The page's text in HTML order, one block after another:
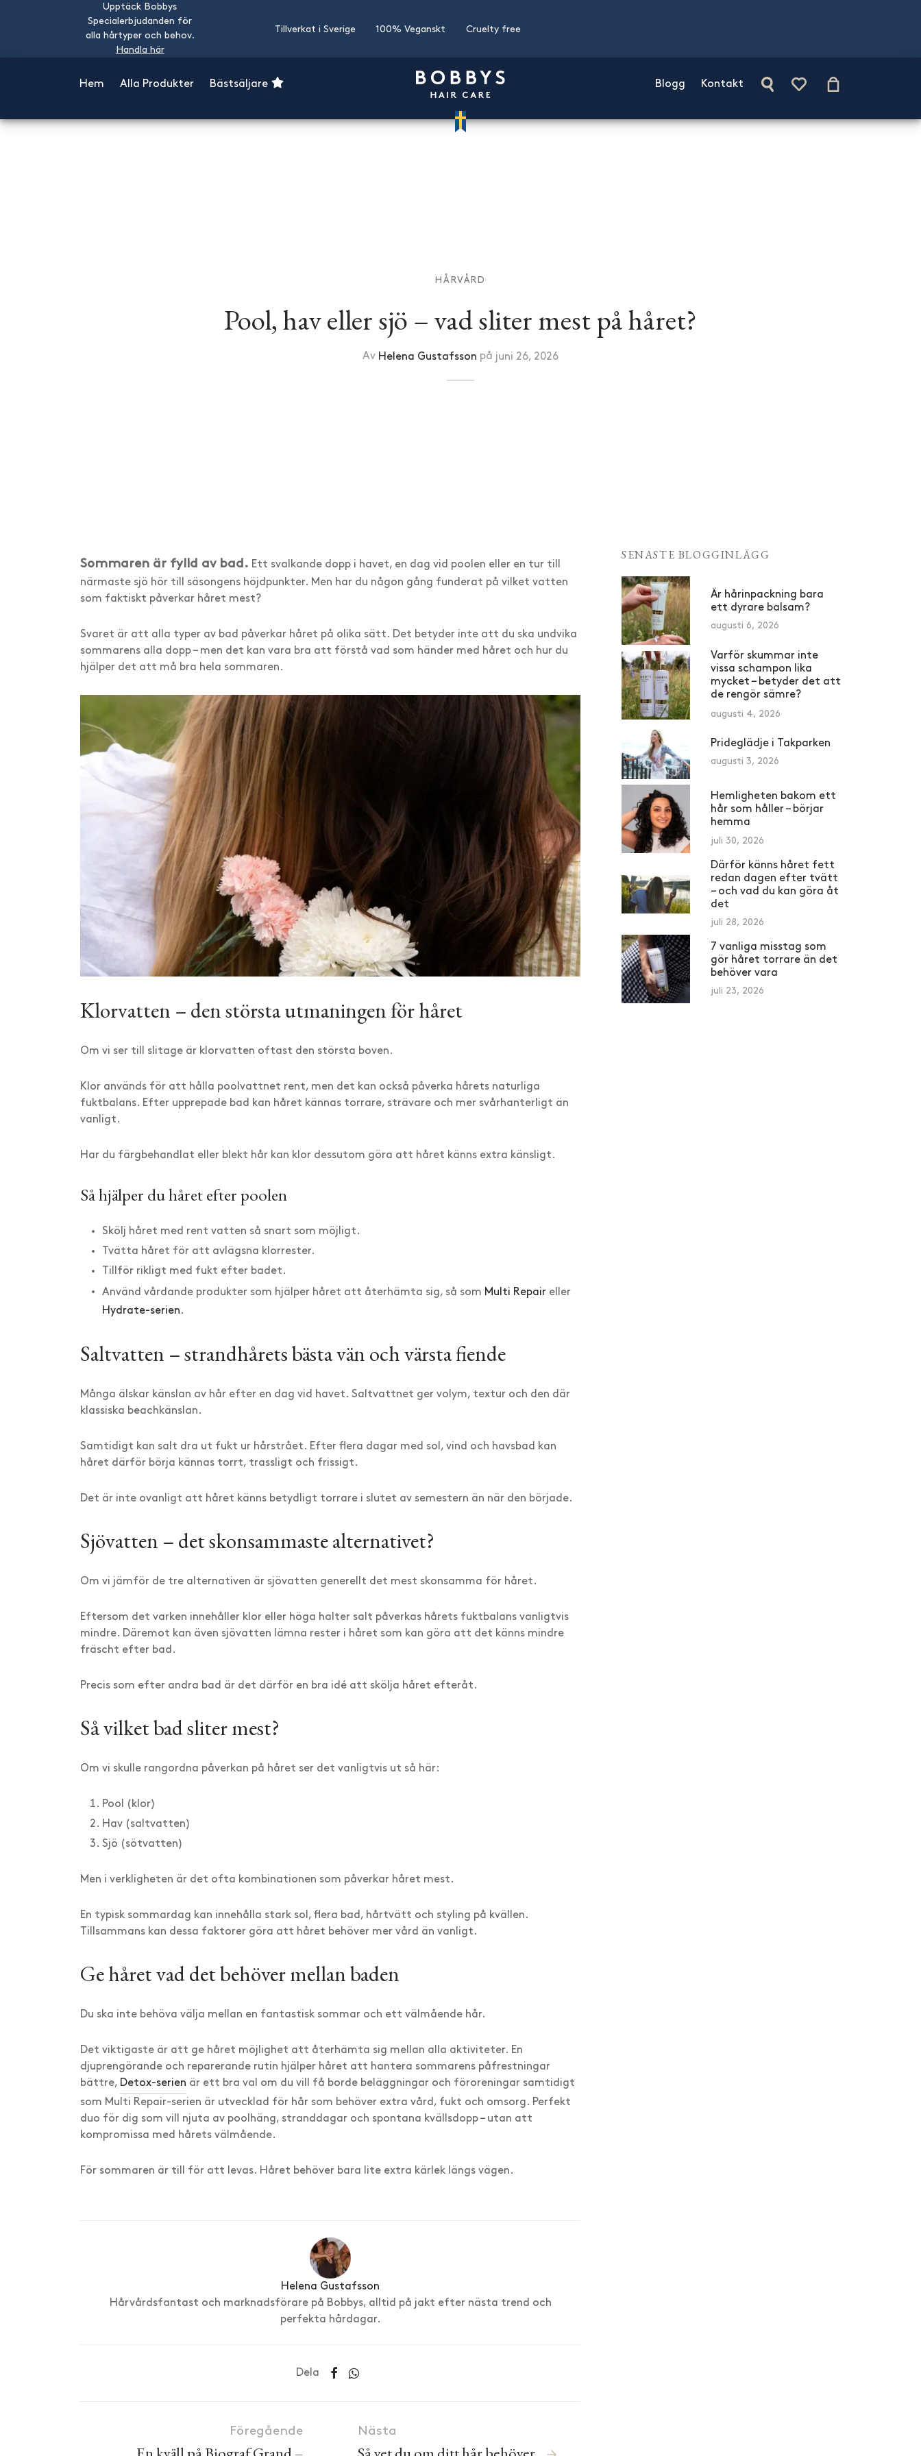
Upptäck Bobbys
Specialerbjudanden för
alla hårtyper och behov.
Handla här
Tillverkat i Sverige 100% Veganskt Cruelty free
Hem Alla Produkter Bästsäljare Blogg Kontakt
HÅRVÅRD
Pool, hav eller sjö – vad sliter mest på håret?
Av Helena Gustafsson på juni 26, 2026
Sommaren är fylld av bad. Ett svalkande dopp i havet, en dag vid poolen eller en tur till
närmaste sjö hör till säsongens höjdpunkter. Men har du någon gång funderat på vilket vatten
som faktiskt påverkar håret mest?
Svaret är att alla typer av bad påverkar håret på olika sätt. Det betyder inte att du ska undvika
sommarens alla dopp – men det kan vara bra att förstå vad som händer med håret och hur du
hjälper det att må bra hela sommaren.
Klorvatten – den största utmaningen för håret
Om vi ser till slitage är klorvatten oftast den största boven.
Klor används för att hålla poolvattnet rent, men det kan också påverka hårets naturliga
fuktbalans. Efter upprepade bad kan håret kännas torrare, strävare och mer svårhanterligt än
vanligt.
Har du färgbehandlat eller blekt hår kan klor dessutom göra att håret känns extra känsligt.
Så hjälper du håret efter poolen
Skölj håret med rent vatten så snart som möjligt.
Tvätta håret för att avlägsna klorrester.
Tillför rikligt med fukt efter badet.
Använd vårdande produkter som hjälper håret att återhämta sig, så som Multi Repaireller
Hydrate-serien.
Saltvatten – strandhårets bästa vän och värsta fiende
Många älskar känslan av hår efter en dag vid havet. Saltvattnet ger volym, textur och den där
klassiska beachkänslan.
Samtidigt kan salt dra ut fukt ur hårstrået. Efter flera dagar med sol, vind och havsbad kan
håret därför börja kännas torrt, trassligt och frissigt.
Det är inte ovanligt att håret känns betydligt torrare i slutet av semestern än när den började.
Sjövatten – det skonsammaste alternativet?
Om vi jämför de tre alternativen är sjövatten generellt det mest skonsamma för håret.
Eftersom det varken innehåller klor eller höga halter salt påverkas hårets fuktbalans vanligtvis
mindre. Däremot kan även sjövatten lämna rester i håret som kan göra att det känns mindre
fräscht efter bad.
Precis som efter andra bad är det därför en bra idé att skölja håret efteråt.
Så vilket bad sliter mest?
Om vi skulle rangordna påverkan på håret ser det vanligtvis ut så här:
Pool (klor)
Hav (saltvatten)
Sjö (sötvatten)
Men i verkligheten är det ofta kombinationen som påverkar håret mest.
En typisk sommardag kan innehålla stark sol, flera bad, hårtvätt och styling på kvällen.
Tillsammans kan dessa faktorer göra att håret behöver mer vård än vanligt.
Ge håret vad det behöver mellan baden
Du ska inte behöva välja mellan en fantastisk sommar och ett välmående hår.
Det viktigaste är att ge håret möjlighet att återhämta sig mellan alla aktiviteter. En
djuprengörande och reparerande rutin hjälper håret att hantera sommarens påfrestningar
bättre, Detox-serien är ett bra val om du vill få borde beläggningar och föroreningar samtidigt
som Multi Repair-serien är utvecklad för hår som behöver extra vård, fukt och omsorg. Perfekt
duo för dig som vill njuta av poolhäng, stranddagar och spontana kvällsdopp – utan att
kompromissa med hårets välmående.
För sommaren är till för att levas. Håret behöver bara lite extra kärlek längs vägen.
Helena Gustafsson
Hårvårdsfantast och marknadsförare på Bobbys, alltid på jakt efter nästa trend och
perfekta hårdagar.
Dela
Föregående Nästa
SENASTE BLOGGINLÄGG
Är hårinpackning bara
ett dyrare balsam?
augusti 6, 2026
Varför skummar inte
vissa schampon lika
mycket – betyder det att
de rengör sämre?
augusti 4, 2026
Prideglädje i Takparken
augusti 3, 2026
Hemligheten bakom ett
hår som håller – börjar
hemma
juli 30, 2026
Därför känns håret fett
redan dagen efter tvätt
– och vad du kan göra åt
det
juli 28, 2026
7 vanliga misstag som
gör håret torrare än det
behöver vara
juli 23, 2026